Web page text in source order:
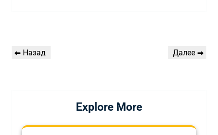
по
Предыдущая
Назад
Следующая
Далее
Explore More